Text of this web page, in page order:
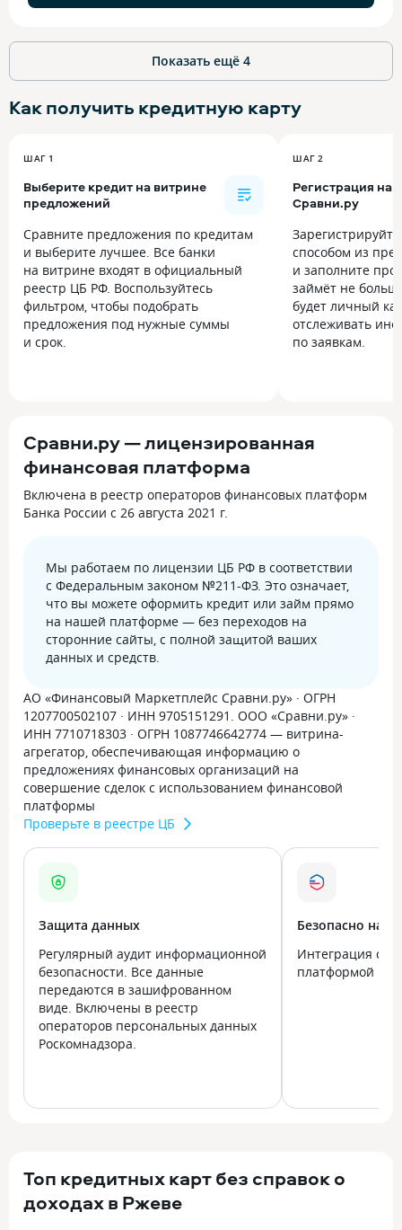
Показать ещё 4
Как получить кредитную карту
ШАГ 1
Выберите кредит на витрине
предложений
Сравните предложения по кредитам
и выберите лучшее. Все банки
на витрине входят в официальный
реестр ЦБ РФ. Воспользуйтесь
фильтром, чтобы подобрать
предложения под нужные суммы
и срок.
ШАГ 2
Регистрация на
Сравни.ру
способом из
и заполните
займёт не
будет личный
отслеживать
по заявкам.
Сравни.ру — лицензированная
финансовая платформа
Включена в реестр операторов финансовых платформ
Банка России с 26 августа 2021 г.
Мы работаем по лицензии ЦБ РФ в соответствии
с Федеральным законом №211-ФЗ. Это означает,
что вы можете оформить кредит или займ прямо
на нашей платформе — без переходов на
сторонние сайты, с полной защитой ваших
данных и средств.
АО «Финансовый Маркетплейс Сравни.ру» · ОГРН
1207700502107 · ИНН 9705151291. ООО «Сравни.ру» ·
ИНН 7710718303 · ОГРН 1087746642774 — витрина-
агрегатор, обеспечивающая информацию о
предложениях финансовых организаций на
совершение сделок с использованием финансовой
платформы
Проверьте в реестре ЦБ
Защита данных
Регулярный аудит информационной
безопасности. Все данные
передаются в зашифрованном
виде. Включены в реестр
операторов персональных данных
Роскомнадзора.
Безопасно на
Интеграция с
платформой
Топ кредитных карт без справок о
доходах в Ржеве